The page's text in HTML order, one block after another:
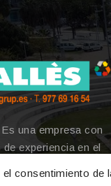
el consentimiento de
una empresa con
experiencia en el